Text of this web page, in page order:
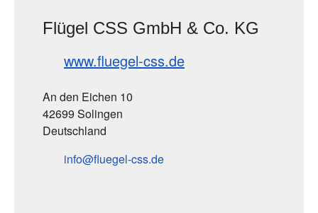
Flügel CSS GmbH & Co. KG
www.fluegel-css.de
An den Eichen 10
42699 Solingen
Deutschland
info
fluegel-cssde